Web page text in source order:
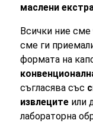
маслени
Всички ние сме
сме ги
формата на
съгласява със
извлеците или
лабораторна